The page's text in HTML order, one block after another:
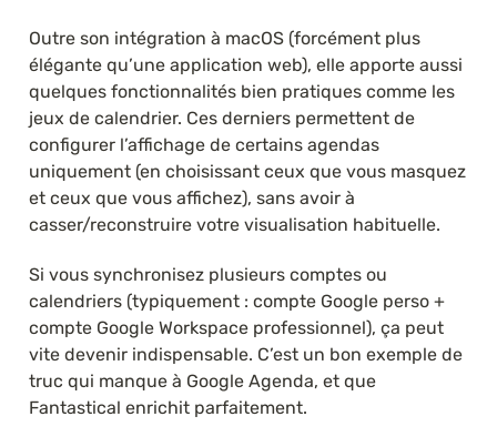
Outre son intégration à macOS (forcément plus
élégante qu’une application web), elle apporte aussi
quelques fonctionnalités bien pratiques comme les
jeux de calendrier. Ces derniers permettent de
configurer l’affichage de certains agendas
uniquement (en choisissant ceux que vous masquez
et ceux que vous affichez), sans avoir à
casser/reconstruire votre visualisation habituelle.
Si vous synchronisez plusieurs comptes ou
calendriers (typiquement : compte Google perso +
compte Google Workspace professionnel), ça peut
vite devenir indispensable. C’est un bon exemple de
truc qui manque à Google Agenda, et que
Fantastical enrichit parfaitement.